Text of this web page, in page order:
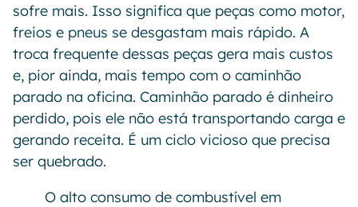
sofre mais. Isso significa que peças como motor,
freios e pneus se desgastam mais rápido. A
troca frequente dessas peças gera mais custos
e, pior ainda, mais tempo com o caminhão
parado na oficina. Caminhão parado é dinheiro
perdido, pois ele não está transportando carga e
gerando receita. É um ciclo vicioso que precisa
ser quebrado.
O alto consumo de combustível em